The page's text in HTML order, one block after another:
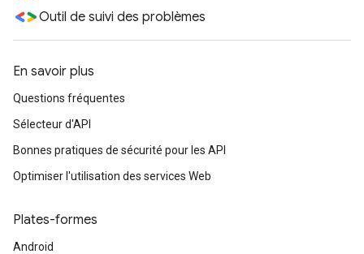
Outil de suivi des problèmes
En savoir plus
Questions fréquentes
Sélecteur d'API
Bonnes pratiques de sécurité pour les API
Optimiser l'utilisation des services Web
Plates-formes
Android